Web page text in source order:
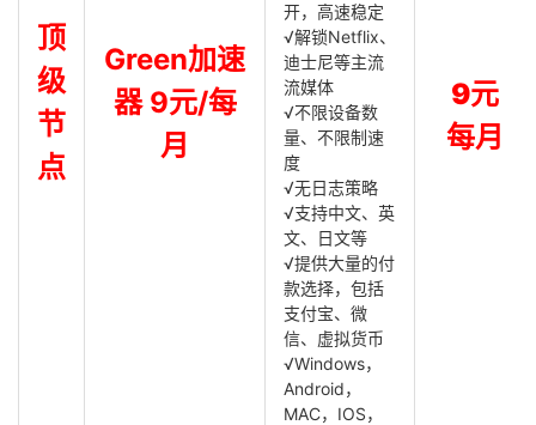
顶
级
节
点
Green加速
器 9元/每
月
开，高速稳定
√解锁Netflix、
迪士尼等主流
流媒体
√不限设备数
量、不限制速
度
√无日志策略
√支持中文、英
文、日文等
√提供大量的付
款选择，包括
支付宝、微
信、虚拟货币
√Windows，
Android，
MAC，IOS，
9元
每月